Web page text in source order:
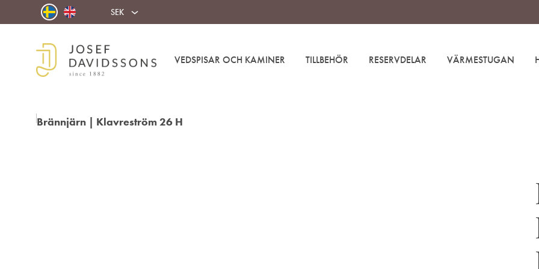
SEK
AB
i
VEDSPISAR OCH KAMINER TILLBEHÖR RESERVDELAR VÄRMESTUGAN